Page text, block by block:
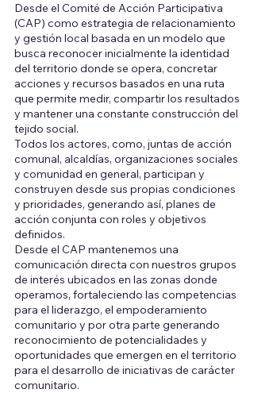
Desde el Comité de Acción Participativa
(CAP) como estrategia de relacionamiento
y gestión local basada en un modelo que
busca reconocer inicialmente la identidad
del territorio donde se opera, concretar
acciones y recursos basados en una ruta
que permite medir, compartir los resultados
y mantener una constante construcción del
tejido social.
Todos los actores, como, juntas de acción
comunal, alcaldías, organizaciones sociales
y comunidad en general, participan y
construyen desde sus propias condiciones
y prioridades, generando así, planes de
acción conjunta con roles y objetivos
definidos.
Desde el CAP mantenemos una
comunicación directa con nuestros grupos
de interés ubicados en las zonas donde
operamos, fortaleciendo las competencias
para el liderazgo, el empoderamiento
comunitario y por otra parte generando
reconocimiento de potencialidades y
oportunidades que emergen en el territorio
para el desarrollo de iniciativas de carácter
comunitario.